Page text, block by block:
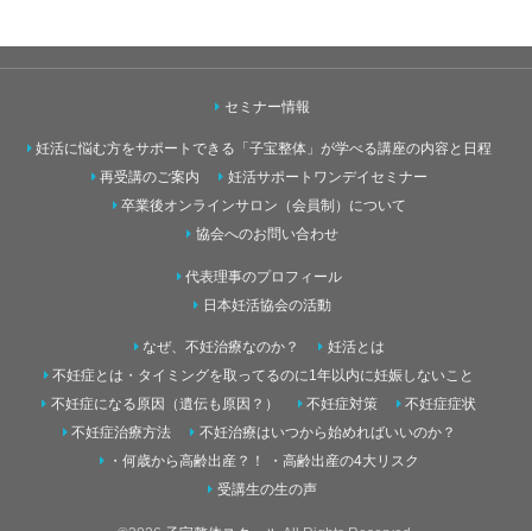
セミナー情報
妊活に悩む方をサポートできる「子宝整体」が学べる講座の内容と日程
再受講のご案内
妊活サポートワンデイセミナー
卒業後オンラインサロン（会員制）について
協会へのお問い合わせ
代表理事のプロフィール
日本妊活協会の活動
なぜ、不妊治療なのか？
妊活とは
不妊症とは・タイミングを取ってるのに1年以内に妊娠しないこと
不妊症になる原因（遺伝も原因？）
不妊症対策
不妊症症状
不妊症治療方法
不妊治療はいつから始めればいいのか？
・何歳から高齢出産？！ ・高齢出産の4大リスク
受講生の生の声